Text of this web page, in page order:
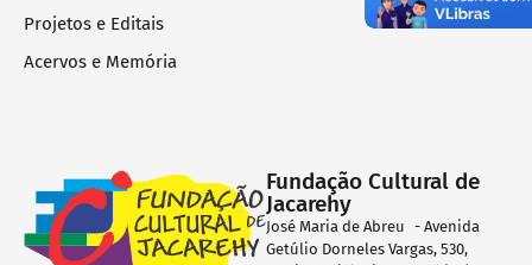
Projetos e Editais
Acervos e Memória
Fundação Cultural de
Jacarehy
José Maria de Abreu - Avenida
Getúlio Dorneles Vargas, 530,